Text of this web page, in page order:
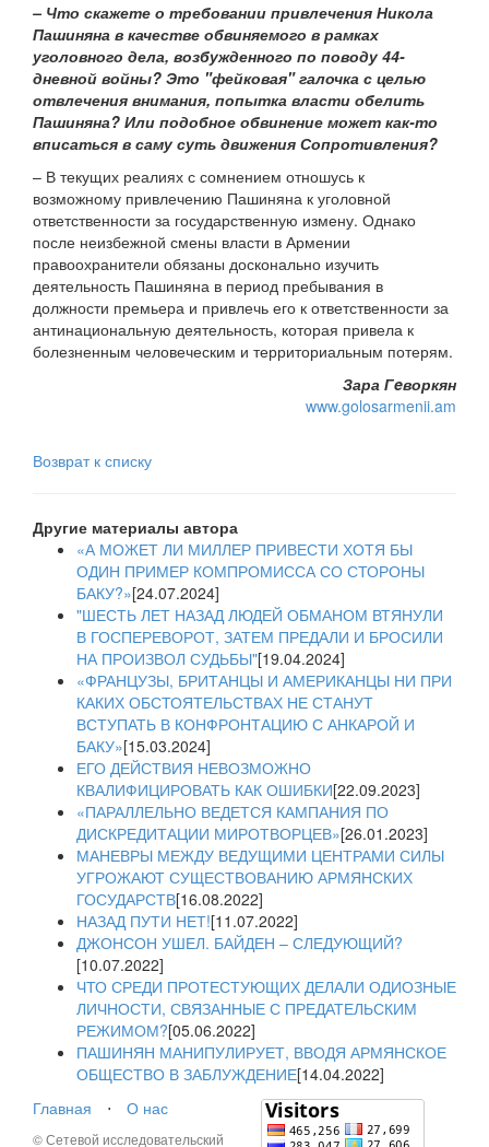
– Что скажете о требовании привлечения Никола
Пашиняна в качестве обвиняемого в рамках
уголовного дела, возбужденного по поводу 44-
дневной войны? Это "фейковая" галочка с целью
отвлечения внимания, попытка власти обелить
Пашиняна? Или подобное обвинение может как-то
вписаться в саму суть движения Сопротивления?
– В текущих реалиях с сомнением отношусь к
возможному привлечению Пашиняна к уголовной
ответственности за государственную измену. Однако
после неизбежной смены власти в Армении
правоохранители обязаны досконально изучить
деятельность Пашиняна в период пребывания в
должности премьера и привлечь его к ответственности за
антинациональную деятельность, которая привела к
болезненным человеческим и территориальным потерям.
Зара Гeворкян
www.golosarmenii.am
Возврат к списку
Другие материалы автора
«А МОЖЕТ ЛИ МИЛЛЕР ПРИВЕСТИ ХОТЯ БЫ
ОДИН ПРИМЕР КОМПРОМИССА СО СТОРОНЫ
БАКУ?»[24.07.2024]
"ШЕСТЬ ЛЕТ НАЗАД ЛЮДЕЙ ОБМАНОМ ВТЯНУЛИ
В ГОСПЕРЕВОРОТ, ЗАТЕМ ПРЕДАЛИ И БРОСИЛИ
НА ПРОИЗВОЛ СУДЬБЫ"[19.04.2024]
«ФРАНЦУЗЫ, БРИТАНЦЫ И АМЕРИКАНЦЫ НИ ПРИ
КАКИХ ОБСТОЯТЕЛЬСТВАХ НЕ СТАНУТ
ВСТУПАТЬ В КОНФРОНТАЦИЮ С АНКАРОЙ И
БАКУ»[15.03.2024]
ЕГО ДЕЙСТВИЯ НЕВОЗМОЖНО
КВАЛИФИЦИРОВАТЬ КАК ОШИБКИ[22.09.2023]
«ПАРАЛЛЕЛЬНО ВЕДЕТСЯ КАМПАНИЯ ПО
ДИСКРЕДИТАЦИИ МИРОТВОРЦЕВ»[26.01.2023]
МАНЕВРЫ МЕЖДУ ВЕДУЩИМИ ЦЕНТРАМИ СИЛЫ
УГРОЖАЮТ СУЩЕСТВОВАНИЮ АРМЯНСКИХ
ГОСУДАРСТВ[16.08.2022]
НАЗАД ПУТИ НЕТ![11.07.2022]
ДЖОНСОН УШЕЛ. БАЙДЕН – СЛЕДУЮЩИЙ?
[10.07.2022]
ЧТО СРЕДИ ПРОТЕСТУЮЩИХ ДЕЛАЛИ ОДИОЗНЫЕ
ЛИЧНОСТИ, СВЯЗАННЫЕ С ПРЕДАТЕЛЬСКИМ
РЕЖИМОМ?[05.06.2022]
ПАШИНЯН МАНИПУЛИРУЕТ, ВВОДЯ АРМЯНСКОЕ
ОБЩЕСТВО В ЗАБЛУЖДЕНИЕ[14.04.2022]
Главная
⋅ О нас
© Сетевой исследовательский